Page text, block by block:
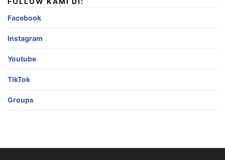
Facebook
Instagram
Youtube
TikTok
Groups